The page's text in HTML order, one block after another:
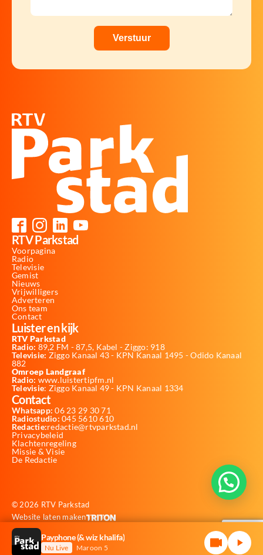
RTV Parkstad
Voorpagina
Radio
Televisie
Gemist
Nieuws
Vrijwilligers
Adverteren
Ons team
Contact
Luister en kijk
RTV Parkstad
Radio: 89,2 FM - 87,5, Kabel - Ziggo: 918
Televisie: Ziggo Kanaal 43 - KPN Kanaal 1495 - Odido Kanaal
882
Omroep Landgraaf
Radio: www.luistertipfm.nl
Televisie: Ziggo Kanaal 49 - KPN Kanaal 1334
Contact
Whatsapp: 06 23 29 30 71
Radiostudio: 045 5610 610
Redactie:redactie@rtvparkstad.nl
Privacybeleid
Klachtenregeling
Missie & Visie
De Redactie
© 2026 RTV Parkstad
Website laten maken
Payphone (& wiz khalifa)
Nu Live Maroon 5